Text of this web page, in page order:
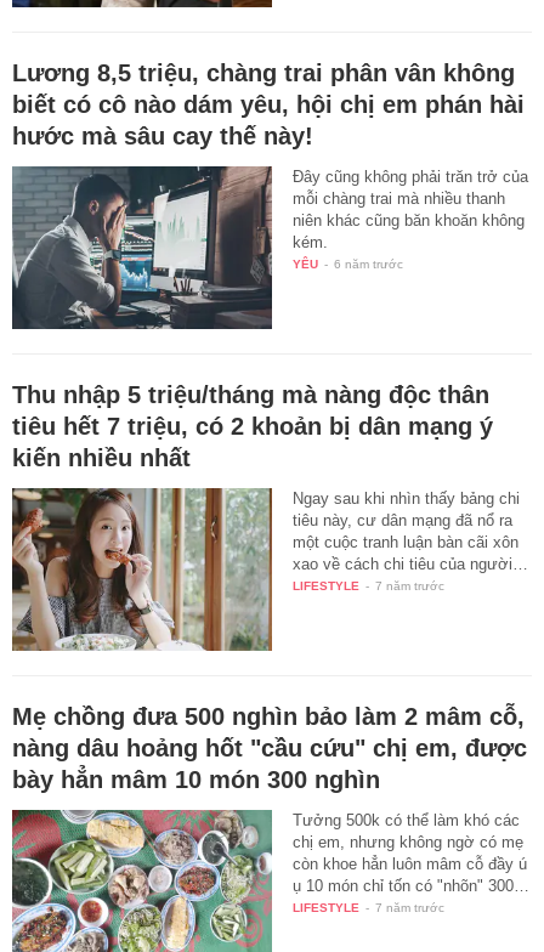
Lương 8,5 triệu, chàng trai phân vân không
biết có cô nào dám yêu, hội chị em phán hài
hước mà sâu cay thế này!
Đây cũng không phải trăn trở của
mỗi chàng trai mà nhiều thanh
niên khác cũng băn khoăn không
kém.
YÊU - 6 năm trước
Thu nhập 5 triệu/tháng mà nàng độc thân
tiêu hết 7 triệu, có 2 khoản bị dân mạng ý
kiến nhiều nhất
Ngay sau khi nhìn thấy bảng chi
tiêu này, cư dân mạng đã nổ ra
một cuộc tranh luận bàn cãi xôn
xao về cách chi tiêu của người…
LIFESTYLE - 7 năm trước
Mẹ chồng đưa 500 nghìn bảo làm 2 mâm cỗ,
nàng dâu hoảng hốt "cầu cứu" chị em, được
bày hẳn mâm 10 món 300 nghìn
Tưởng 500k có thể làm khó các
chị em, nhưng không ngờ có mẹ
còn khoe hẳn luôn mâm cỗ đầy ú
ụ 10 món chỉ tốn có "nhõn" 300…
LIFESTYLE - 7 năm trước